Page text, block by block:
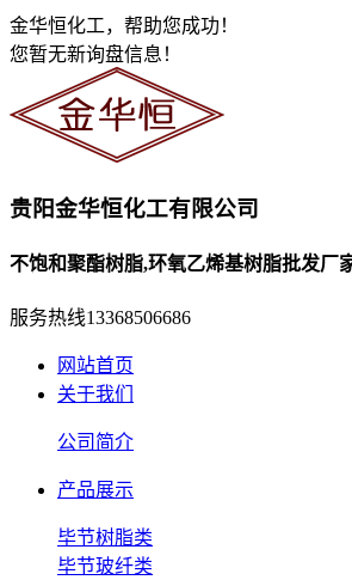
金华恒化工，帮助您成功！
您暂无新询盘信息！
贵阳金华恒化工有限公司
不饱和聚酯树脂,环氧乙烯基树脂批发厂
服务热线13368506686
网站首页
关于我们
公司简介
产品展示
毕节树脂类
毕节玻纤类